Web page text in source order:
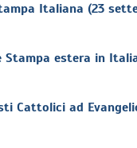
Italiana (23
Stampa estera in
Cattolici ad